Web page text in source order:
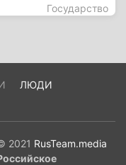
Государство
ЛЮДИ
2021 RusTeam.media